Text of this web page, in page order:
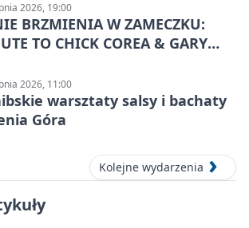
2026, 19:00
BRZMIENIA W ZAMECZKU:
TO CHICK COREA & GARY
2026, 11:00
warsztaty salsy i bachaty
Góra
Kolejne wydarzenia